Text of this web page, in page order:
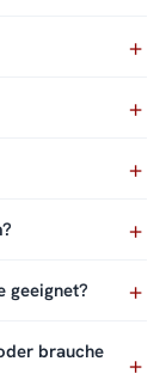
geeignet?
brauche